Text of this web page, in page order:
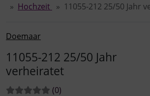
Hochzeit
11055-212 25/50 Jahr
Doemaar
11055-212 25/50 Jahr
verheiratet
Bewertungen:
(0Bewertungen
)